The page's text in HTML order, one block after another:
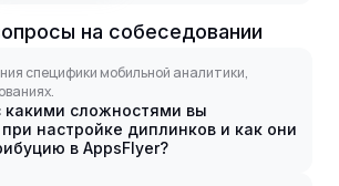
на собеседовании
специфики мобильной аналитики,
какими сложностями вы
настройке диплинков и как они
в AppsFlyer?